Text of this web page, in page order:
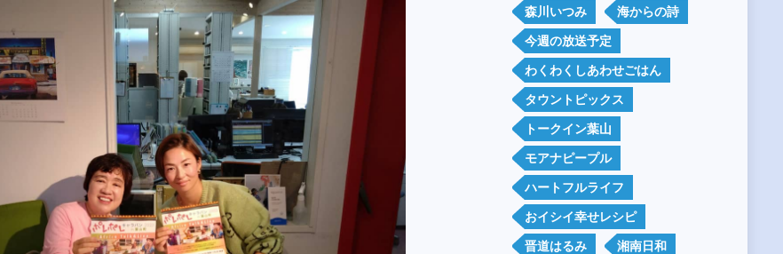
森川いつみ 海からの詩
今週の放送予定
わくわくしあわせごはん
タウントピックス
トークイン葉山
モアナピープル
ハートフルライフ
おイシイ幸せレシピ
晋道はるみ 湘南日和